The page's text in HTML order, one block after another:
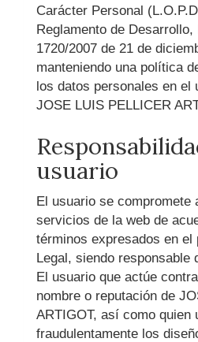
Carácter Personal
Reglamento de
1720/2007 de 21 de
manteniendo una política
los datos personales en el
JOSE LUIS PELLICER
usuario
El usuario se compromete
servicios de la web de
términos expresados en el
Legal, siendo responsable
El usuario que actúe
nombre o reputación de
ARTIGOT, así como quien
fraudulentamente los